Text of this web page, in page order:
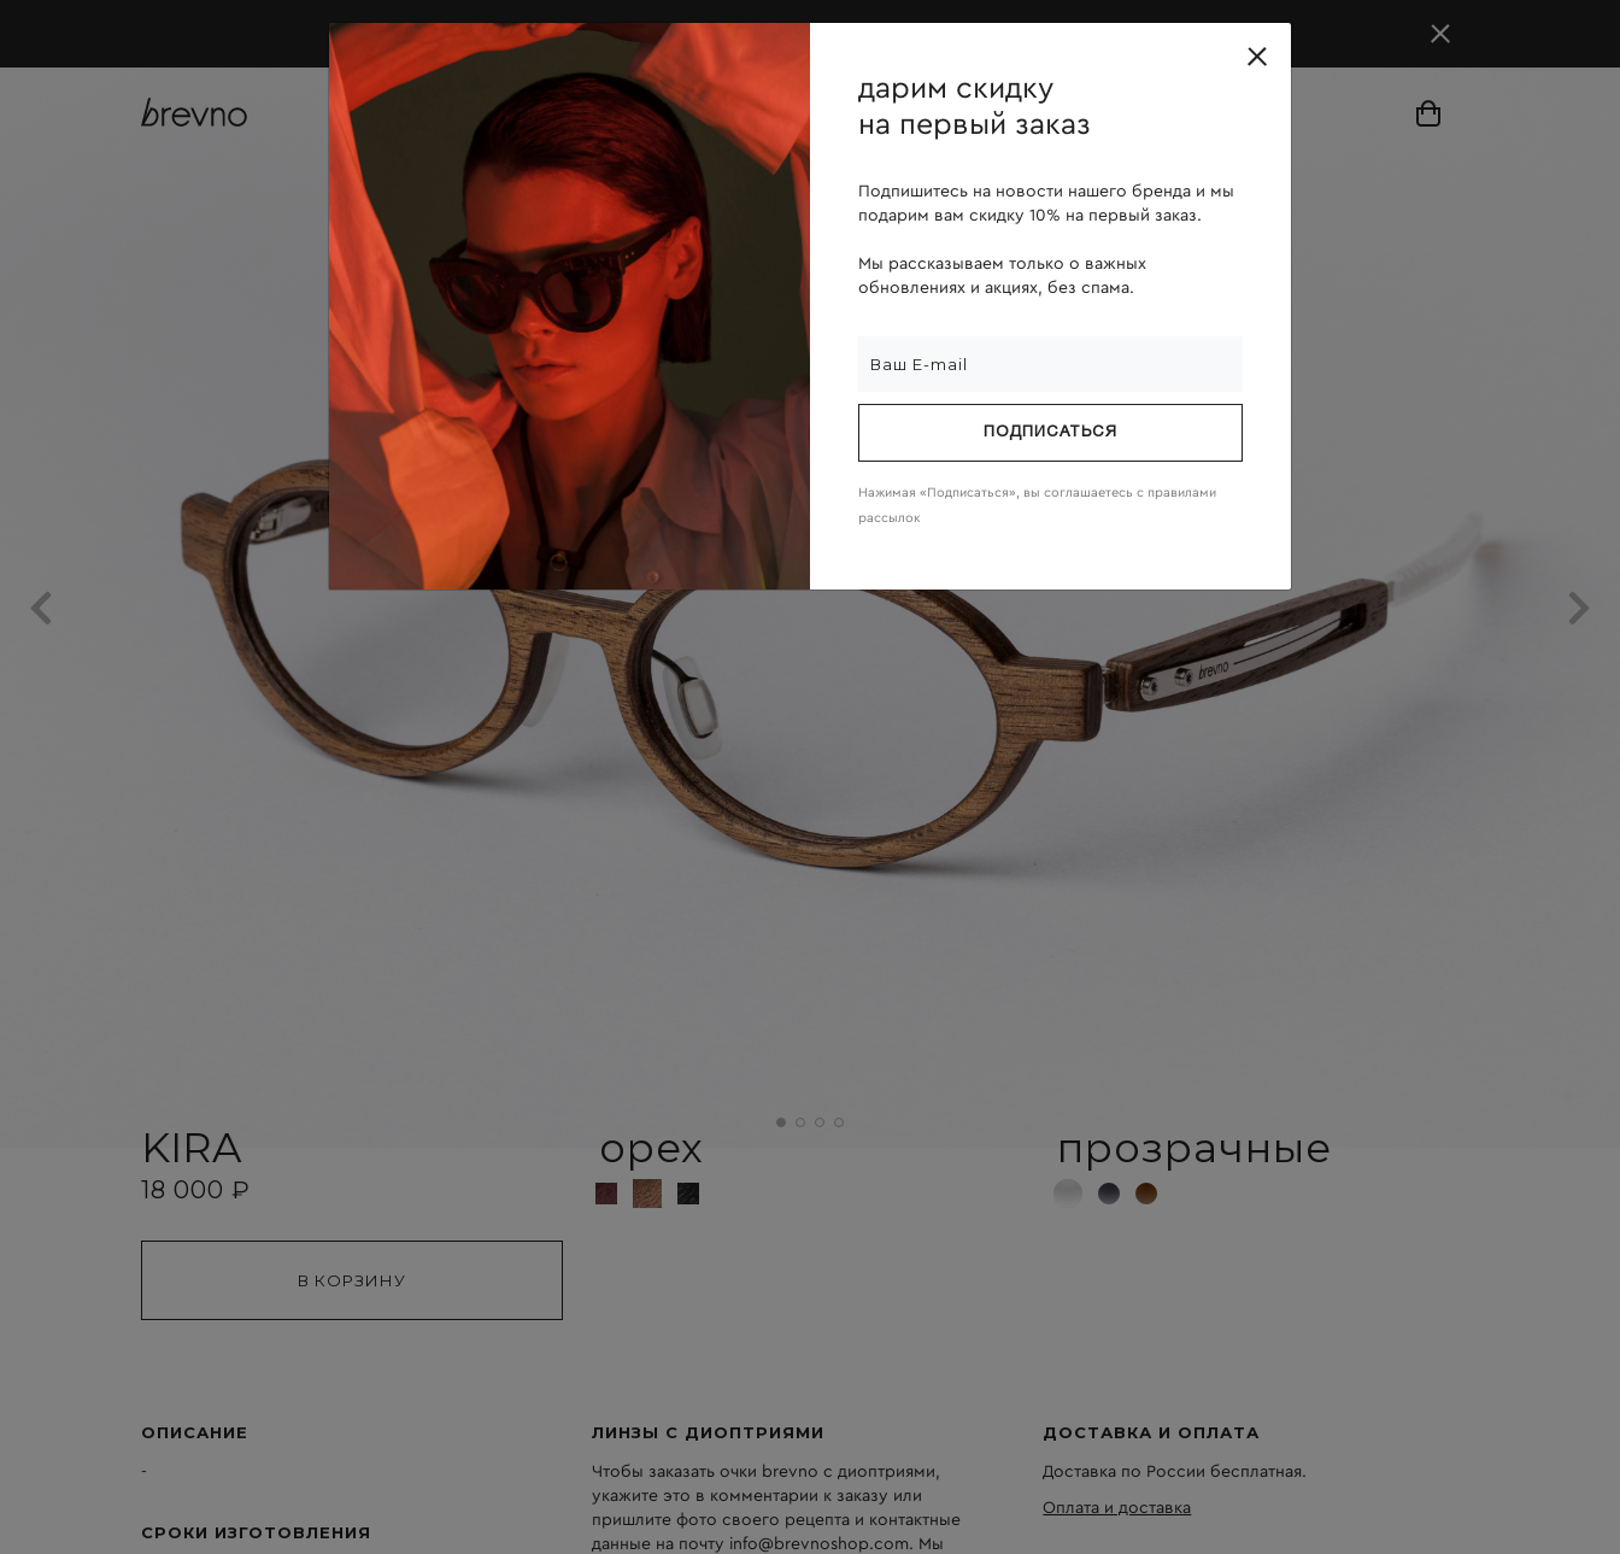
ОПЛАТА ПОСЛЕ ПРИМЕРКИ
купить онлайн линзы о компании
KIRA
18 000 ₽
орех прозрачные
ОПИСАНИЕ
-
СРОКИ ИЗГОТОВЛЕНИЯ
ЛИНЗЫ С ДИОПТРИЯМИ
Чтобы заказать очки brevno с диоптриями,
укажите это в комментарии к заказу или
пришлите фото своего рецепта и контактные
данные на почту info@brevnoshop.com. Мы
ДОСТАВКА И ОПЛАТА
Доставка по России бесплатная.
Оплата и доставка
дарим скидку
на первый заказ
Подпишитесь на новости нашего бренда и мы
подарим вам скидку 10% на первый заказ.
Мы рассказываем только о важных
обновлениях и акциях, без спама.
ПОДПИСАТЬСЯ
Нажимая «Подписаться», вы соглашаетесь c правилами
рассылок